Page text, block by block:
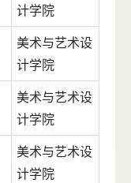
计学院
美术与艺术设
计学院
美术与艺术设
计学院
美术与艺术设
计学院